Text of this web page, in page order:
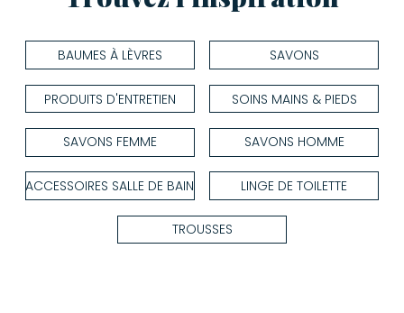
BAUMES À LÈVRES SAVONS
PRODUITS D'ENTRETIEN SOINS MAINS & PIEDS
SAVONS FEMME SAVONS HOMME
ACCESSOIRES SALLE DE BAIN LINGE DE TOILETTE
TROUSSES